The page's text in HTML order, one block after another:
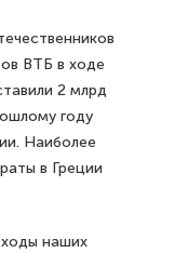
ВТБ в ходе
2 млрд
году
Наиболее
в Греции
наших